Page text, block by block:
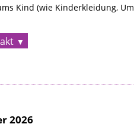
Kind (wie Kinderkleidung,
2026